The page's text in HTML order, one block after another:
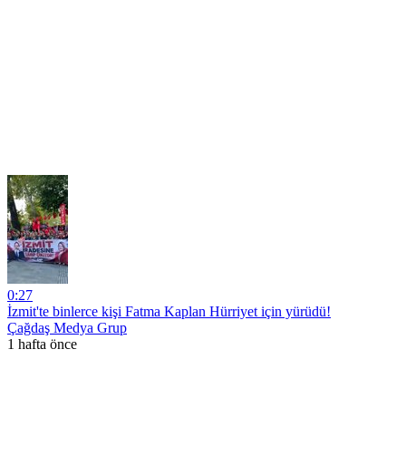
0:27
İzmit'te binlerce kişi Fatma Kaplan Hürriyet için yürüdü!
Çağdaş Medya Grup
1 hafta önce